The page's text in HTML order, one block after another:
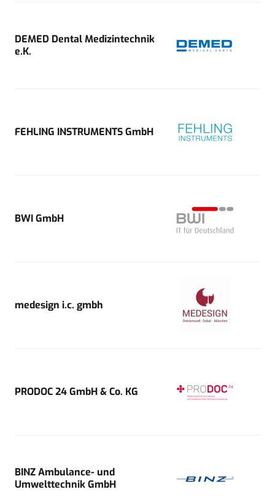
DEMED Dental Medizintechnik
e.K.
FEHLING INSTRUMENTS GmbH
BWI GmbH
medesign i.c. gmbh
PRODOC 24 GmbH & Co. KG
BINZ Ambulance- und
Umwelttechnik GmbH